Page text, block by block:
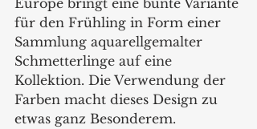
Europe bringt eine bunte Variante
für den Frühling in Form einer
Sammlung aquarellgemalter
Schmetterlinge auf eine
Kollektion. Die Verwendung der
Farben macht dieses Design zu
etwas ganz Besonderem.